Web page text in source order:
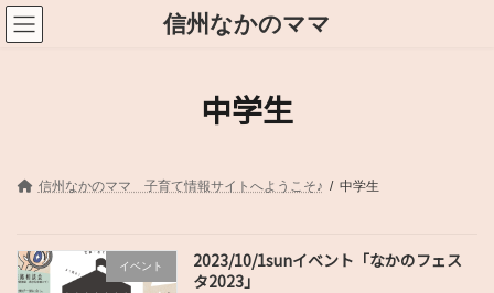
コ
ン
テ
ナ
ビ
ゲ
信州なかのママ
中学生
信州なかのママ 子育て情報サイトへようこそ♪ 中学生
イベント
2023/10/1sunイベント「なかのフェス
タ2023」